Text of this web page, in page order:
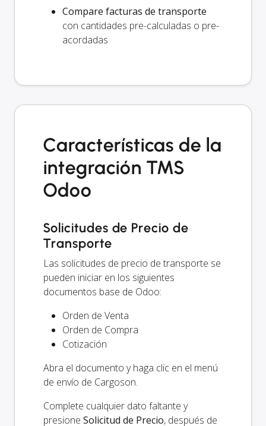
Compare facturas de transporte
con cantidades pre-calculadas o pre-
acordadas
Características de la
integración TMS
Odoo
Solicitudes de Precio de
Transporte
Las solicitudes de precio de transporte se
pueden iniciar en los siguientes
documentos base de Odoo:
Orden de Venta
Orden de Compra
Cotización
Abra el documento y haga clic en el menú
de envío de Cargoson.
Complete cualquier dato faltante y
presione Solicitud de Precio, después de